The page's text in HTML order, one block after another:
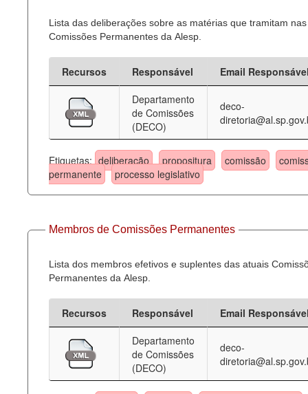
Lista das deliberações sobre as matérias que tramitam nas
Comissões Permanentes da Alesp.
Recursos Responsável
Email
Departamento
de Comissões
(DECO)
deco-
Etiquetas: deliberação propositura comissão
permanente
processo legislativo
Membros de Comissões Permanentes
Lista dos membros efetivos e suplentes das atuais
Permanentes da Alesp.
Recursos Responsável
Email
Departamento
de Comissões
(DECO)
deco-